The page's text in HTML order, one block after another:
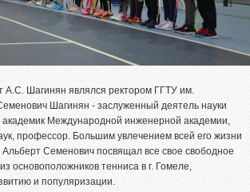
А.С. Шагинян являлся ректором ГГТУ им.
Шагинян - заслуженный деятель науки
академик Международной инженерной академии,
профессор. Большим увлечением всей его жизни
Семенович посвящал все свое свободное
основоположников тенниса в г. Гомеле,
и популяризации.